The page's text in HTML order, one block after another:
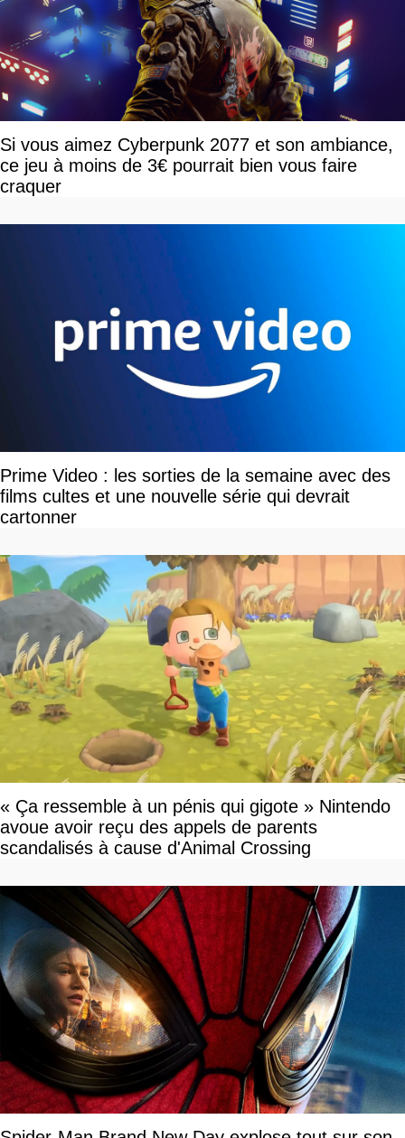
Si vous aimez Cyberpunk 2077 et son ambiance,
ce jeu à moins de 3€ pourrait bien vous faire
craquer
Prime Video : les sorties de la semaine avec des
films cultes et une nouvelle série qui devrait
cartonner
« Ça ressemble à un pénis qui gigote » Nintendo
avoue avoir reçu des appels de parents
scandalisés à cause d'Animal Crossing